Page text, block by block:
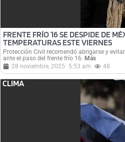
FRENTE FRÍO 16 SE DESPIDE DE
TEMPERATURAS ESTE VIERNES
Protección Civil recomendó abrigarse y
ante el paso del frente frío 16. Más
28 noviembre, 2025
5:53 am 48
CLIMA